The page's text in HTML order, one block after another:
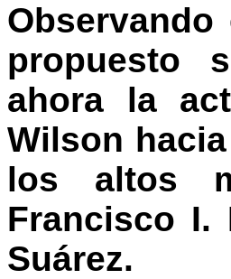
propuesto
ahora la
Wilson
los altos
Francisco I.
Suárez.